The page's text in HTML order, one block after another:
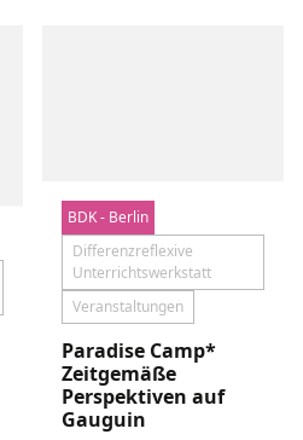
BDK - Berlin
Aktuelles
Differenzreflexive
Unterrichtswerkstatt
Veranstaltungen
Paradise Camp*
Zeitgemäße
Perspektiven auf
Gauguin